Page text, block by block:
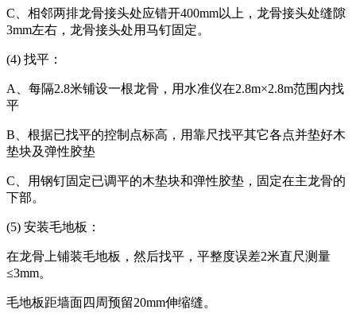
C、相邻两排龙骨接头处应错开400mm以上，龙骨接头处缝隙
3mm左右，龙骨接头处用马钉固定。
(4) 找平：
A、每隔2.8米铺设一根龙骨，用水准仪在2.8m×2.8m范围内找
平
B、根据已找平的控制点标高，用靠尺找平其它各点并垫好木
垫块及弹性胶垫
C、用钢钉固定已调平的木垫块和弹性胶垫，固定在主龙骨的
下部。
(5) 安装毛地板：
在龙骨上铺装毛地板，然后找平，平整度误差2米直尺测量
≤3mm。
毛地板距墙面四周预留20mm伸缩缝。